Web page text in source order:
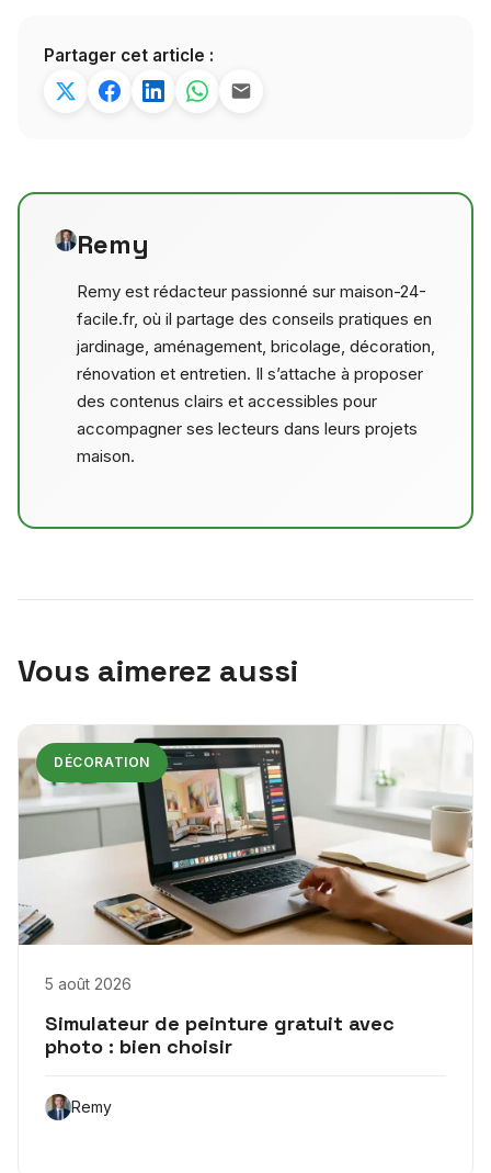
Partager cet article :
Remy
Remy est rédacteur passionné sur maison-24-
facile.fr, où il partage des conseils pratiques en
jardinage, aménagement, bricolage, décoration,
rénovation et entretien. Il s’attache à proposer
des contenus clairs et accessibles pour
accompagner ses lecteurs dans leurs projets
maison.
Vous aimerez aussi
DÉCORATION
5 août 2026
Simulateur de peinture gratuit avec
photo : bien choisir
Remy